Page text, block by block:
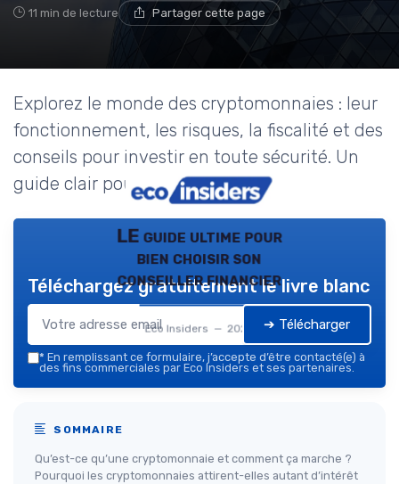
11 min de lecture Partager cette page
Explorez le monde des cryptomonnaies : leur
fonctionnement, les risques, la fiscalité et des
conseils pour investir en toute sécurité. Un
guide clair pour les particuliers.
LE guide ultime pour
bien choisir son
conseiller financier
Eco Insiders — 2026
Téléchargez gratuitement le livre blanc
➔ Télécharger
* En remplissant ce formulaire, j’accepte d’être contacté(e) à
des fins commerciales par Eco Insiders et ses partenaires.
SOMMAIRE
Qu’est-ce qu’une cryptomonnaie et comment ça marche ?
Pourquoi les cryptomonnaies attirent-elles autant d’intérêt